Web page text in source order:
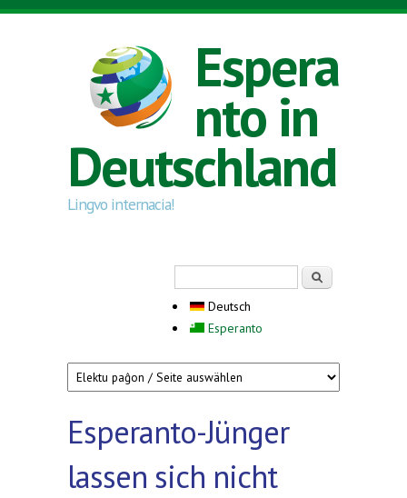
Direkt zum Inhalt
Espera
nto in
Deutschland
Lingvo internacia!
Deutsch
Esperanto
Esperanto-Jünger
lassen sich nicht